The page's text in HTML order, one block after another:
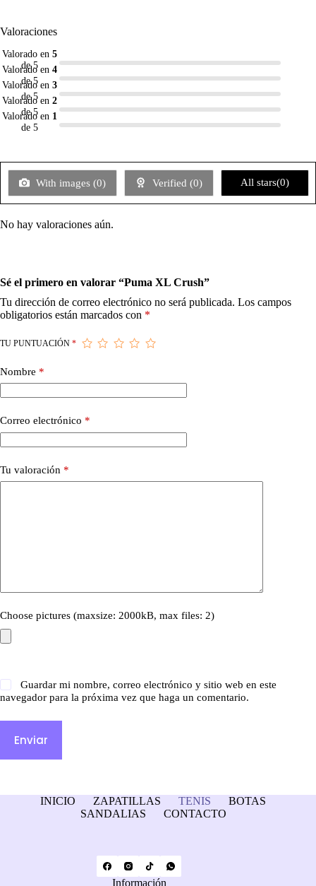
Valoraciones
Valorado en 5
de 5
Valorado en 4
de 5
Valorado en 3
de 5
Valorado en 2
de 5
Valorado en 1
de 5
With images (0) Verified (0) All stars(0)
No hay valoraciones aún.
Sé el primero en valorar “Puma XL Crush”
Tu dirección de correo electrónico no será publicada. Los campos
obligatorios están marcados con *
TU PUNTUACIÓN *
Nombre *
Correo electrónico *
Tu valoración *
Choose pictures (maxsize: 2000kB, max files: 2)
Guardar mi nombre, correo electrónico y sitio web en este
navegador para la próxima vez que haga un comentario.
Enviar
INICIO ZAPATILLAS TENIS
BOTAS
SANDALIAS
CONTACTO
Información